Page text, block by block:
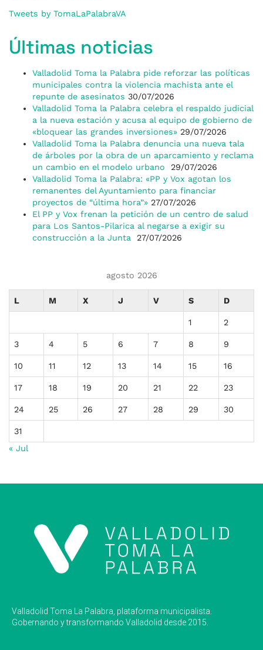
Tweets by TomaLaPalabraVA
Últimas noticias
Valladolid Toma la Palabra pide reforzar las políticas
municipales contra la violencia machista ante el
repunte de asesinatos 30/07/2026
Valladolid Toma la Palabra celebra el respaldo judicial
a la nueva estación y acusa al equipo de gobierno de
«bloquear las grandes inversiones» 29/07/2026
Valladolid Toma la Palabra denuncia una nueva tala
de árboles por la obra de un aparcamiento y reclama
un cambio en el modelo urbano
29/07/2026
Valladolid Toma la Palabra: «PP y Vox agotan los
remanentes del Ayuntamiento para financiar
proyectos de “última hora”» 27/07/2026
El PP y Vox frenan la petición de un centro de salud
para Los Santos-Pilarica al negarse a exigir su
construcción a la Junta
27/07/2026
agosto 2026
L M X J V S D
1 2
3 4 5 6 7 8 9
10 11 12 13 14 15 16
17 18 19 20 21 22 23
24 25 26 27 28 29 30
31
« Jul
Valladolid Toma La Palabra, plataforma municipalista.
Gobernando y transformando Valladolid desde 2015.